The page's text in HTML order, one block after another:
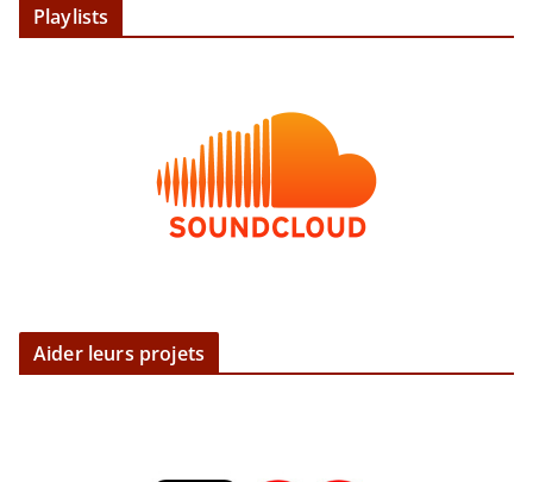
Playlists
Aider leurs projets